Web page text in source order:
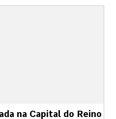
na Capital do Reino